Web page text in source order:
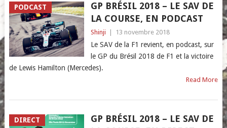
PODCAST
GP BRÉSIL 2018 – LE SAV DE
LA COURSE, EN PODCAST
Shinji 13 novembre 2018
Le SAV de la F1 revient, en podcast, sur
le GP du Brésil 2018 de F1 et la victoire
de Lewis Hamilton (Mercedes).
Read More
DIRECT
GP BRÉSIL 2018 – LE SAV DE